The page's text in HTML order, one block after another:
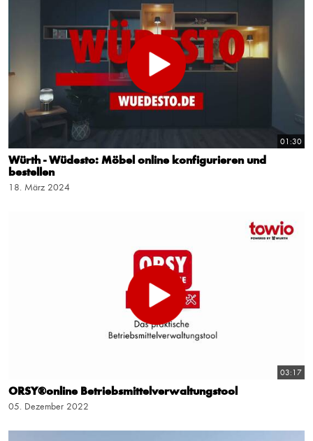
01:30
Würth - Wüdesto: Möbel online konfigurieren und
bestellen
18. März 2024
03:17
ORSY®online Betriebsmittelverwaltungstool
05. Dezember 2022